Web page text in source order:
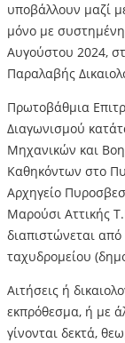
υποβάλλουν μαζί
μόνο με
Αυγούστου 2024,
Παραλαβής
Πρωτοβάθμια
Διαγωνισμού
Μηχανικών και
Καθηκόντων στο
Αρχηγείο
Μαρούσι Αττικής
διαπιστώνεται
ταχυδρομείου
Αιτήσεις ή
εκπρόθεσμα, ή με
γίνονται δεκτά,